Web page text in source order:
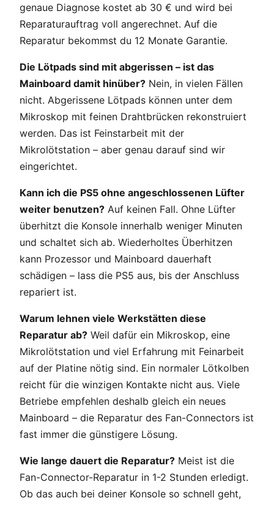
genaue Diagnose kostet ab 30 € und wird bei
Reparaturauftrag voll angerechnet. Auf die
Reparatur bekommst du 12 Monate Garantie.
Die Lötpads sind mit abgerissen – ist das
Mainboard damit hinüber? Nein, in vielen Fällen
nicht. Abgerissene Lötpads können unter dem
Mikroskop mit feinen Drahtbrücken rekonstruiert
werden. Das ist Feinstarbeit mit der
Mikrolötstation – aber genau darauf sind wir
eingerichtet.
Kann ich die PS5 ohne angeschlossenen Lüfter
weiter benutzen? Auf keinen Fall. Ohne Lüfter
überhitzt die Konsole innerhalb weniger Minuten
und schaltet sich ab. Wiederholtes Überhitzen
kann Prozessor und Mainboard dauerhaft
schädigen – lass die PS5 aus, bis der Anschluss
repariert ist.
Warum lehnen viele Werkstätten diese
Reparatur ab? Weil dafür ein Mikroskop, eine
Mikrolötstation und viel Erfahrung mit Feinarbeit
auf der Platine nötig sind. Ein normaler Lötkolben
reicht für die winzigen Kontakte nicht aus. Viele
Betriebe empfehlen deshalb gleich ein neues
Mainboard – die Reparatur des Fan-Connectors ist
fast immer die günstigere Lösung.
Wie lange dauert die Reparatur? Meist ist die
Fan-Connector-Reparatur in 1-2 Stunden erledigt.
Ob das auch bei deiner Konsole so schnell geht,